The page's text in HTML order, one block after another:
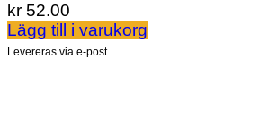
kr 52.00
Lägg till i varukorg
Levereras via e-post